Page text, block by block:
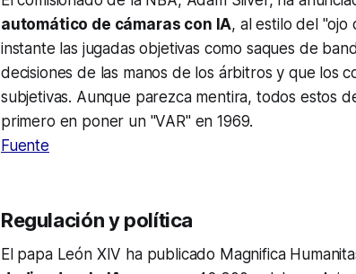
automático de cámaras con IA, al estilo del "ojo
instante las jugadas objetivas como saques de
decisiones de las manos de los árbitros y que los
subjetivas. Aunque parezca mentira, todos estos
primero en poner un "VAR" en 1969.
Fuente
Regulación y política
El papa León XIV ha publicado Magnifica